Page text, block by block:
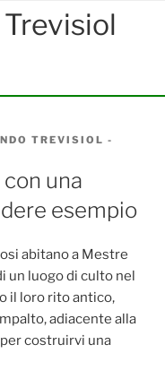
TREVISIOL -
una
esempio
abitano a Mestre
un luogo di culto nel
il loro rito antico,
adiacente alla
costruirvi una